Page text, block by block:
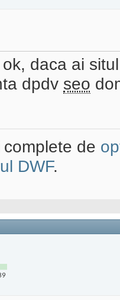
daca ai
dpdv seo
de
DWF.